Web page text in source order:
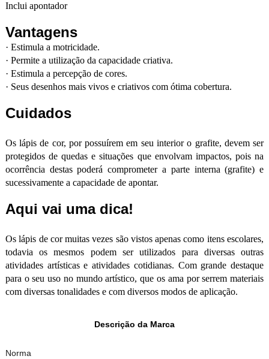
Inclui apontador
Vantagens
· Estimula a motricidade.
· Permite a utilização da capacidade criativa.
· Estimula a percepção de cores.
· Seus desenhos mais vivos e criativos com ótima cobertura.
Cuidados
Os lápis de cor, por possuírem em seu interior o grafite, devem ser
protegidos de quedas e situações que envolvam impactos, pois na
ocorrência destas poderá comprometer a parte interna (grafite) e
sucessivamente a capacidade de apontar.
Aqui vai uma dica!
Os lápis de cor muitas vezes são vistos apenas como itens escolares,
todavia os mesmos podem ser utilizados para diversas outras
atividades artísticas e atividades cotidianas. Com grande destaque
para o seu uso no mundo artístico, que os ama por serrem materiais
com diversas tonalidades e com diversos modos de aplicação.
Descrição da Marca
Norma